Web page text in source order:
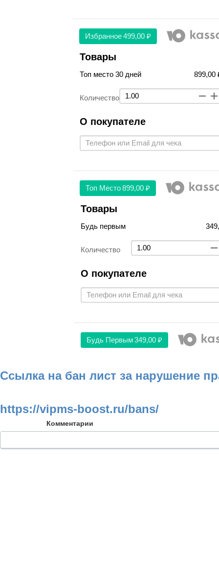
Избранное 499,00 ₽
Товары
Топ место 30 дней 899,00
Количество
О покупателе
Топ Место 899,00 ₽
Товары
Будь первым
Количество
О покупателе
Будь Первым349,00 ₽
Ссылка на бан лист за нарушение
https://vipms-boost.ru/bans/
Комментарии